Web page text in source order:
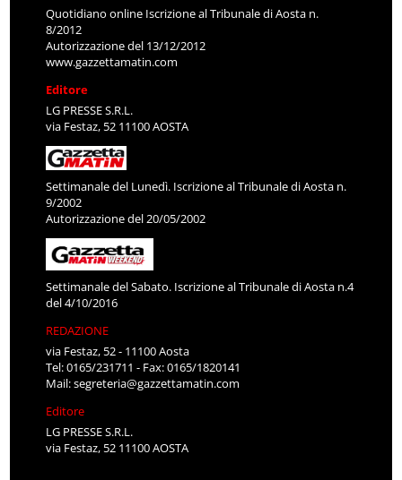
Quotidiano online Iscrizione al Tribunale di Aosta n.
8/2012
Autorizzazione del 13/12/2012
www.gazzettamatin.com
Editore
LG PRESSE S.R.L.
via Festaz, 52 11100 AOSTA
Settimanale del Lunedì. Iscrizione al Tribunale di Aosta n.
9/2002
Autorizzazione del 20/05/2002
Settimanale del Sabato. Iscrizione al Tribunale di Aosta n.4
del 4/10/2016
REDAZIONE
via Festaz, 52 - 11100 Aosta
Tel: 0165/231711 - Fax: 0165/1820141
Mail:segreteria@gazzettamatin.com
Editore
LG PRESSE S.R.L.
via Festaz, 52 11100 AOSTA